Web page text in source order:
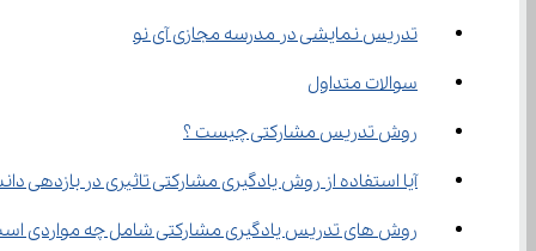
تدریس نمایشی در مدرسه مجازی آی نو
سوالات متداول
روش تدریس مشارکتی چیست ؟
آیا استفاده از روش یادگیری مشارکتی تاثیری در بازدهی دانش‌آموزان
روش ‌های تدریس یادگیری مشارکتی شامل چه مواردی است ؟